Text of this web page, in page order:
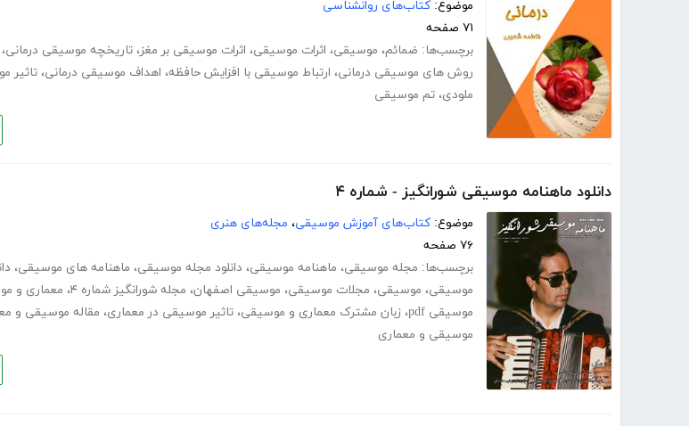
موضوع: کتاب‌های روانشناسی
۷۱ صفحه
برچسب‌ها: ضمائم، موسیقی، اثرات موسیقی، اثرات موسیقی بر مغز، تاریخچه موسیقی درمانی،
روش های موسیقی درمانی، ارتباط موسیقی با افزایش حافظه، اهداف موسیقی درمانی، تاثیر
ملودی، تم موسیقی
دانلود ماهنامه موسیقی شورانگیز - شماره ۴
موضوع: کتاب‌های آموزش موسیقی، مجله‌های هنری
۷۶ صفحه
برچسب‌ها: مجله موسیقی، ماهنامه موسیقی، دانلود مجله موسیقی، ماهنامه های موسیقی،
موسیقی، موسیقی، مجلات موسیقی، موسیقی اصفهان، مجله شورانگیز شماره ۴ ، معماری و
موسیقی pdf
، زبان مشترک معماری و موسیقی، تاثیر موسیقی در معماری، مقاله موسیقی و
موسیقی و معماری